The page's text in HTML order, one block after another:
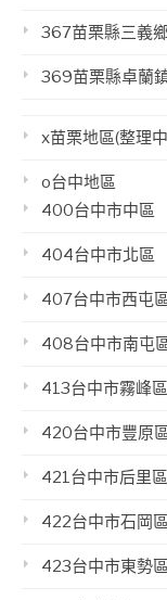
367苗栗縣三義
369苗栗縣卓蘭
x苗栗地區(整理
o台中地區
400台中市中區
404台中市北區
407台中市西屯
408台中市南屯
413台中市霧峰區
420台中市豐原
421台中市后里區
422台中市石岡區
423台中市東勢區